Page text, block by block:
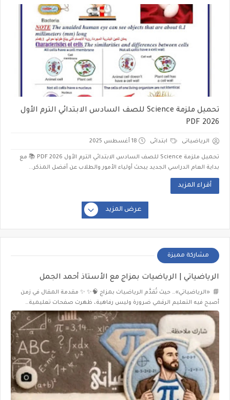
تحميل ملزمة Science للصف السادس الابتدائي الترم الأول
2026 PDF
الرياضياتى ابتدائى 18 أغسطس 2025
تحميل ملزمة Science للصف السادس الابتدائي الترم الأول 2026 PDF 📚 مع
بداية العام الدراسي الجديد يبحث أولياء الأمور والطلاب عن أفضل المذكر...
أقراء المزيد
عرض المزيد
مشاركة مميزة
الرياضياتي | الرياضيات بمزاج مع الأستاذ أحمد الجمل
📘 «الرياضياتي»… حيث تُقدَّم الرياضيات بمزاج 🧠✨ ✨ مقدمة المقال في زمن
أصبح فيه التعليم الرقمي ضرورة وليس رفاهية، ظهرت صفحات تعليمية…